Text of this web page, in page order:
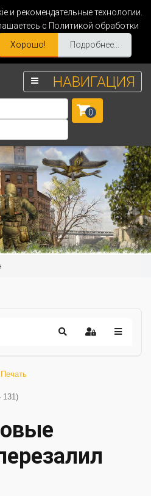
рекомендательные технологии.
с Политикой обработки
Хорошо! Подробнее...
НАВИГАЦИЯ
0
Печать
131)